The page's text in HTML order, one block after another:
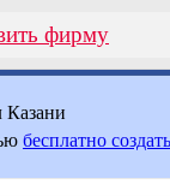
фирму
Казани
бесплатно